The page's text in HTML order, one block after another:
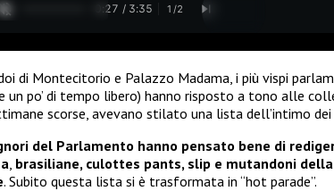
0:28 / 3:35 1 /2
di Montecitorio e Palazzo Madama, i più vispi
un po’ di tempo libero) hanno risposto a tono alle
scorse, avevano stilato una lista dell’intimo
del Parlamento hanno pensato bene di
brasiliane, culottes pants, slip e mutandoni
. Subito questa lista si è trasformata in “hot parade”.